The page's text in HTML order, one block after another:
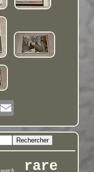
watch rare